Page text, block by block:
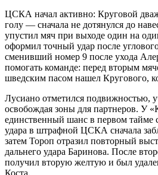
ЦСКА начал активно: Круговой
голу — сначала не дотянулся до
упустил мяч при выходе один на
оформил точный удар после
сменивший номер 9 после ухода
помогать команде: перед вторым
шведским пасом нашел Кругового,
Лусиано отметился подвижностью,
освобождая зоны для партнеров. У
единственный шанс в первом тайме
удара в штрафной ЦСКА сначала
затем Тороп отразил повторный
дальнего удара Баринова. После
получил вторую желтую и был